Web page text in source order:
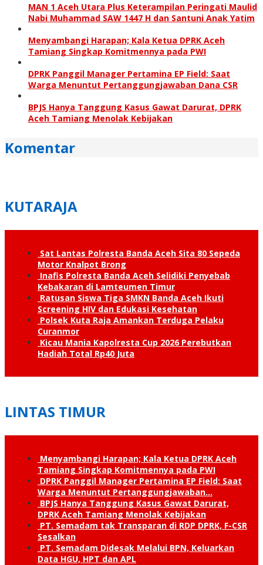
MAN 1 Aceh Utara Plus Keterampilan Peringati Maulid
Nabi Muhammad SAW 1447 H dan Santuni Anak Yatim
Menyambangi Harapan; Kala Ketua DPRK Aceh
Tamiang Singkap Komitmennya pada PWI
DPRK Panggil Manager Pertamina EP Field: Saat
Warga Menuntut Pertanggung­jawaban Dana CSR
BPJS Hanya Tanggung Kasus Gawat Darurat, DPRK
Aceh Tamiang Menolak Kebijakan
Komentar
KUTARAJA
Sat Lantas Polresta Banda Aceh Sita 80 Sepeda
Motor Knalpot Brong
Inafis Polresta Banda Aceh Selidiki Penyebab
Kebakaran di Lamteumen Timur
Ratusan Siswa Tiga SMKN Banda Aceh Ikuti
Screening HIV dan Edukasi Kesehatan
Polsek Kuta Raja Amankan Terduga Pelaku
Curanmor
Kicau Mania Kapolresta Cup 2026 Perebutkan
Hadiah Total Rp40 Juta
LINTAS TIMUR
Menyambangi Harapan; Kala Ketua DPRK Aceh
Tamiang Singkap Komitmennya pada PWI
DPRK Panggil Manager Pertamina EP Field: Saat
Warga Menuntut Pertanggung­jawaban…
BPJS Hanya Tanggung Kasus Gawat Darurat,
DPRK Aceh Tamiang Menolak Kebijakan
PT. Semadam tak Transparan di RDP DPRK, F-CSR
Sesalkan
PT. Semadam Didesak Melalui BPN, Keluarkan
Data HGU, HPT dan APL